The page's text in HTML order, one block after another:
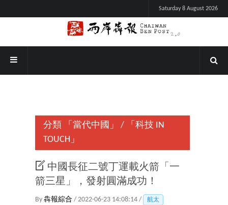
Saturday 8 August 2026
分類 「當代中國」 /
「科技 IN
TOUCH」
中國長征二號丁運載火箭「一
箭三星」，發射圓滿成功！
By 犇報綜合 / 2022-06-23 14:08:14 / 航太